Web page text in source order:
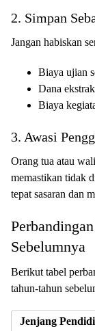
2. Simpan
Jangan habiskan
Biaya ujian
Dana
Biaya
3. Awasi
Orang tua atau
memastikan tidak
tepat sasaran dan
Sebelumnya
Berikut tabel
tahun-tahun
Jenjang